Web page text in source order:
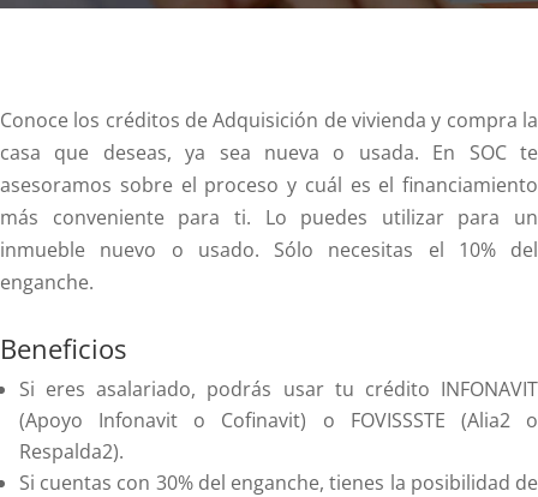
Conoce los créditos de Adquisición de vivienda y compra la
casa que deseas, ya sea nueva o usada. En SOC te
asesoramos sobre el proceso y cuál es el financiamiento
más conveniente para ti. Lo puedes utilizar para un
inmueble nuevo o usado. Sólo necesitas el 10% del
enganche.
Beneficios
Si eres asalariado, podrás usar tu crédito INFONAVIT
(Apoyo Infonavit o Cofinavit) o FOVISSSTE (Alia2 o
Respalda2).
Si cuentas con 30% del enganche, tienes la posibilidad de